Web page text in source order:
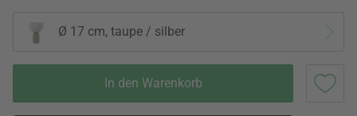
Ø 17 cm, taupe / silber
In den Warenkorb